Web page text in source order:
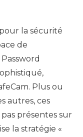
la sécurité
de
Plus ou
autres, ces
présentes sur
la stratégie «